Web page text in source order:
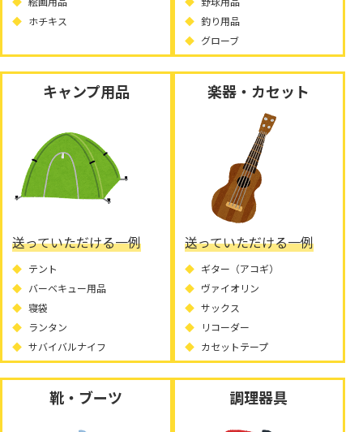
ホチキス
釣り用品
グローブ
キャンプ用品
送っていただける一例
テント
バーベキュー用品
寝袋
ランタン
サバイバルナイフ
楽器・カセット
送っていただける一例
ギター（アコギ）
ヴァイオリン
サックス
リコーダー
カセットテープ
靴・ブーツ 調理器具